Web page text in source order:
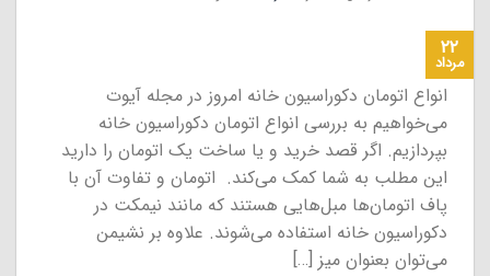
۲۲
مرداد
انواع اتومان دکوراسیون خانه امروز در مجله آیوت
می‌خواهیم به بررسی انواع اتومان دکوراسیون خانه
بپردازیم. اگر قصد خرید و یا ساخت یک اتومان را دارید
این مطلب به شما کمک می‌کند. اتومان و تفاوت آن با
پاف اتومان‌ها مبل‌هایی هستند که مانند نیمکت در
دکوراسیون خانه استفاده می‌شوند. علاوه بر نشیمن
می‌توان بعنوان میز […]